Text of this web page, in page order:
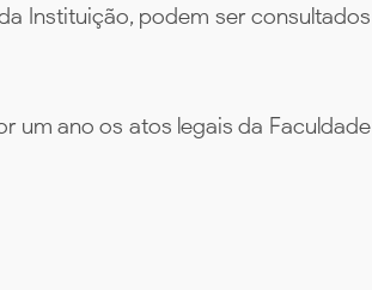
Instituição, podem ser consultados
um ano os atos legais da Faculdade